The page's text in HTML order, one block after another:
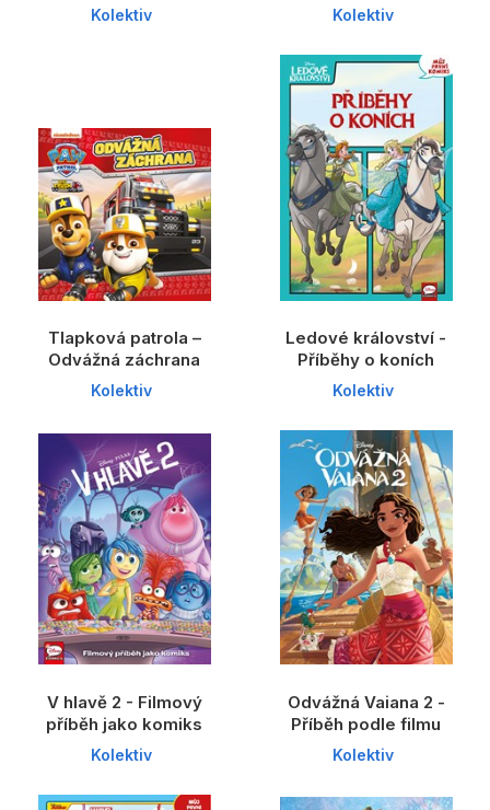
Kolektiv Kolektiv
Tlapková patrola –
Odvážná záchrana
Kolektiv
Ledové království -
Příběhy o koních
Kolektiv
V hlavě 2 - Filmový
příběh jako komiks
Kolektiv
Odvážná Vaiana 2 -
Příběh podle filmu
Kolektiv